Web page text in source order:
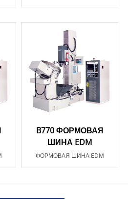
B770 ФОРМОВАЯ
ШИНА EDM
ФОРМОВАЯ ШИНА EDM